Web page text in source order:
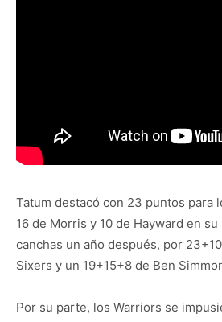
Tatum destacó con 23 puntos para
16 de Morris y 10 de Hayward en
canchas un año después, por
Sixers y un 19+15+8 de Ben
Por su parte, los Warriors se